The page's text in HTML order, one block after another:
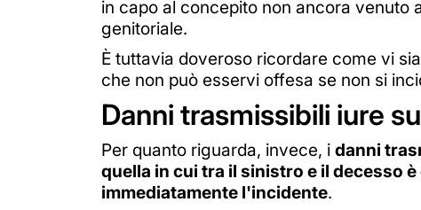
in capo al concepito non ancora venuto
genitoriale.
È tuttavia doveroso ricordare come vi
che non può esservi offesa se non si
Danni trasmissibili iure
Per quanto riguarda, invece, i danni
quella in cui tra il sinistro e il decesso
immediatamente l'incidente.